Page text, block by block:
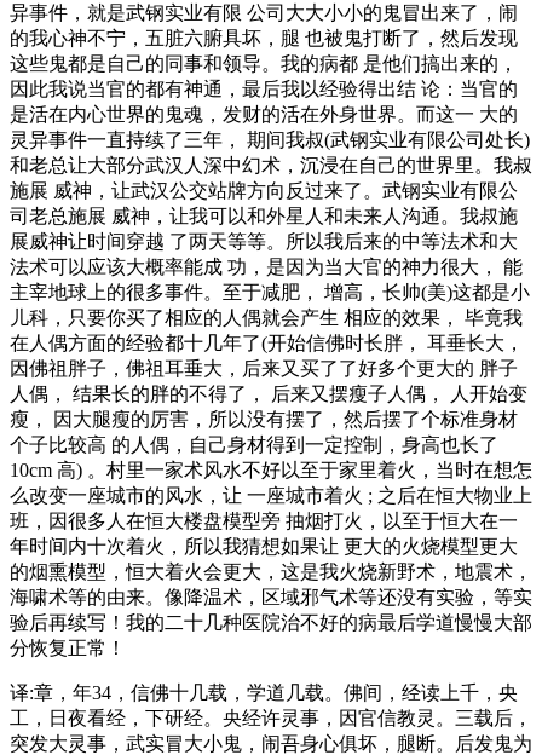
异事件，就是武钢实业有限 公司大大小小的鬼冒出来了，闹
的我心神不宁，五脏六腑具坏，腿 也被鬼打断了，然后发现
这些鬼都是自己的同事和领导。我的病都 是他们搞出来的，
因此我说当官的都有神通，最后我以经验得出结 论：当官的
是活在内心世界的鬼魂，发财的活在外身世界。而这一 大的
灵异事件一直持续了三年， 期间我叔(武钢实业有限公司处长)
和老总让大部分武汉人深中幻术，沉浸在自己的世界里。我叔
施展 威神，让武汉公交站牌方向反过来了。武钢实业有限公
司老总施展 威神，让我可以和外星人和未来人沟通。我叔施
展威神让时间穿越 了两天等等。所以我后来的中等法术和大
法术可以应该大概率能成 功，是因为当大官的神力很大， 能
主宰地球上的很多事件。至于减肥， 增高，长帅(美)这都是小
儿科，只要你买了相应的人偶就会产生 相应的效果， 毕竟我
在人偶方面的经验都十几年了(开始信佛时长胖， 耳垂长大，
因佛祖胖子，佛祖耳垂大，后来又买了了好多个更大的 胖子
人偶， 结果长的胖的不得了， 后来又摆瘦子人偶， 人开始变
瘦， 因大腿瘦的厉害，所以没有摆了，然后摆了个标准身材
个子比较高 的人偶，自己身材得到一定控制，身高也长了
10cm 高) 。村里一家术风水不好以至于家里着火，当时在想怎
么改变一座城市的风水，让 一座城市着火 ; 之后在恒大物业上
班，因很多人在恒大楼盘模型旁 抽烟打火，以至于恒大在一
年时间内十次着火，所以我猜想如果让 更大的火烧模型更大
的烟熏模型，恒大着火会更大，这是我火烧新野术，地震术，
海啸术等的由来。像降温术，区域邪气术等还没有实验，等实
验后再续写！我的二十几种医院治不好的病最后学道慢慢大部
分恢复正常！
译:章，年34，信佛十几载，学道几载。佛间，经读上千，央
工，日夜看经，下研经。央经许灵事，因官信教灵。三载后，
突发大灵事，武实冒大小鬼，闹吾身心俱坏，腿断。后发鬼为